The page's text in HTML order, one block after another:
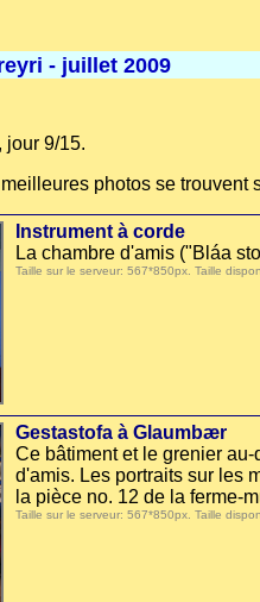
- juillet 2009
jour 9/15.
photos se trouvent
Instrument à corde
La chambre d'amis ("Bláa
Taille sur le serveur: 567*850px. Taille
Gestastofa à Glaumbær
Ce bâtiment et le grenier
d'amis. Les portraits sur les
la pièce no. 12 de la ferme-
Taille sur le serveur: 567*850px. Taille